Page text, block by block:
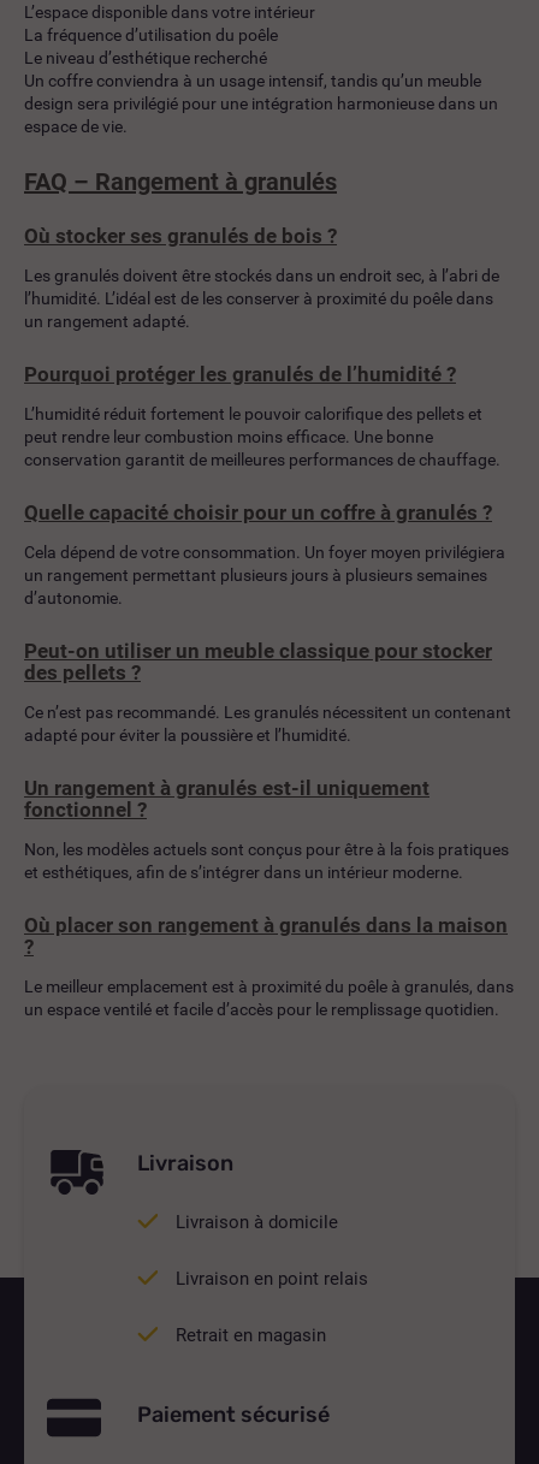
L’espace disponible dans votre intérieur
La fréquence d’utilisation du poêle
Le niveau d’esthétique recherché
Un coffre conviendra à un usage intensif, tandis qu’un meuble
design sera privilégié pour une intégration harmonieuse dans un
espace de vie.
FAQ – Rangement à granulés
Où stocker ses granulés de bois ?
Les granulés doivent être stockés dans un endroit sec, à l’abri de
l’humidité. L’idéal est de les conserver à proximité du poêle dans
un rangement adapté.
Pourquoi protéger les granulés de l’humidité ?
L’humidité réduit fortement le pouvoir calorifique des pellets et
peut rendre leur combustion moins efficace. Une bonne
conservation garantit de meilleures performances de chauffage.
Quelle capacité choisir pour un coffre à granulés ?
Cela dépend de votre consommation. Un foyer moyen privilégiera
un rangement permettant plusieurs jours à plusieurs semaines
d’autonomie.
Peut-on utiliser un meuble classique pour stocker
des pellets ?
Ce n’est pas recommandé. Les granulés nécessitent un contenant
adapté pour éviter la poussière et l’humidité.
Un rangement à granulés est-il uniquement
fonctionnel ?
Non, les modèles actuels sont conçus pour être à la fois pratiques
et esthétiques, afin de s’intégrer dans un intérieur moderne.
Où placer son rangement à granulés dans la maison
?
Le meilleur emplacement est à proximité du poêle à granulés, dans
un espace ventilé et facile d’accès pour le remplissage quotidien.
Livraison
Livraison à domicile
Livraison en point relais
Retrait en magasin
Paiement sécurisé